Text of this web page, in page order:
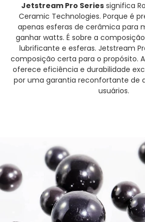
Jetstream Pro Seriessignifica
Ceramic Technologies. Porque é
apenas esferas de cerâmica para
ganhar watts. É sobre a
lubrificante e esferas. Jetstream
composição certa para o propósito.
oferece eficiência e durabilidade
por uma garantia reconfortante de
usuários.